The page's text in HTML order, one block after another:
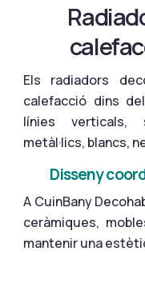
Els radiadors
calefacció dins
línies verticals,
metàl·lics, blancs,
Disseny
A CuinBany
ceràmiques,
mantenir una